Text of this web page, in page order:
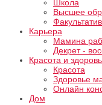
Школа
Высшее
Факультатив
Карьера
Мамина
Декрет -
Красота и
Красота
Здоровье
Онлайн
Дом